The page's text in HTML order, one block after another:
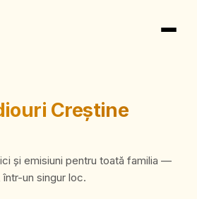
Creștine
și emisiuni pentru toată familia —
într-un singur loc.